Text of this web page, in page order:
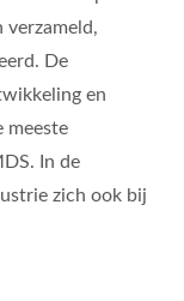
De
en
meeste
In de
zich ook bij